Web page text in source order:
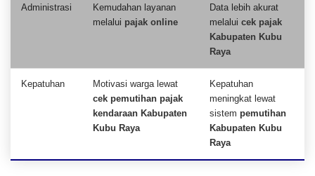
Administrasi
Kemudahan layanan
melalui pajak online
Data lebih akurat
melalui cek pajak
Kabupaten Kubu
Raya
Kepatuhan
Motivasi warga lewat
cek pemutihan pajak
kendaraan Kabupaten
Kubu Raya
Kepatuhan
meningkat lewat
sistem pemutihan
Kabupaten Kubu
Raya